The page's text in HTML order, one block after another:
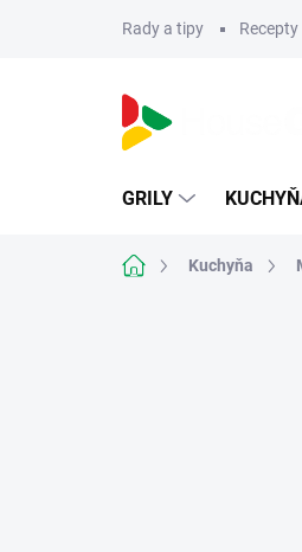
Rady a tipy Recepty
GRILY
DomovKuchyňa